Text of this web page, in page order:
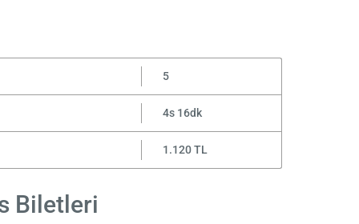
5
4s 16dk
1.120 TL
Biletleri